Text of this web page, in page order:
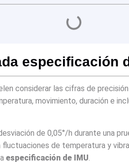
especificación
considerar las cifras de
movimiento, duración e
de 0,05°/h durante una
de temperatura y
especificación de IMU